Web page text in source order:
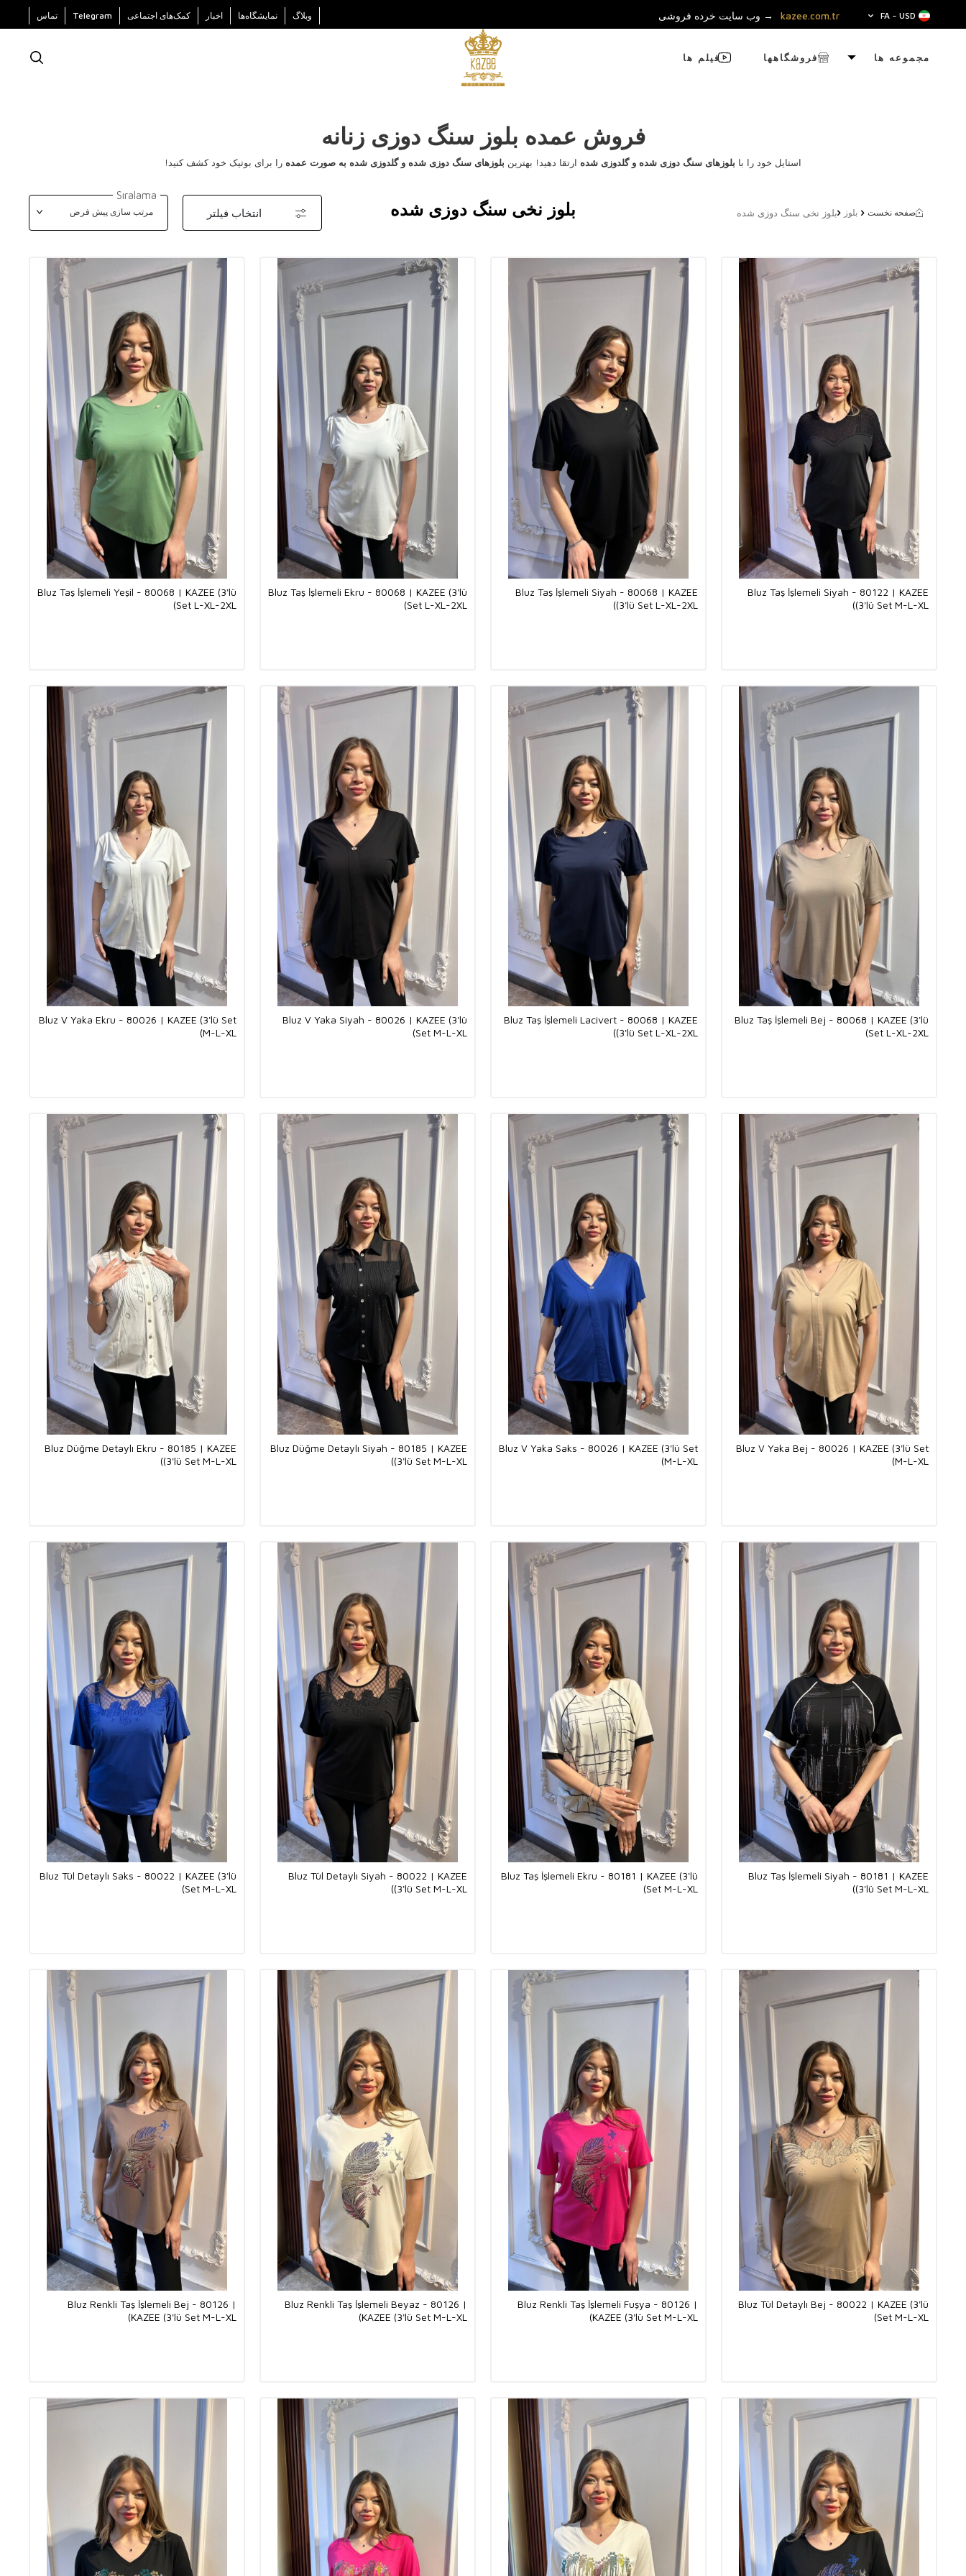
FA − USD
kazee.com.tr → وب سایت خرده فروشی وبلاگ نمایشگاه‌ها اخبار کمک‌های اجتماعی Telegram تماس
مجموعه ها فروشگاهها فیلم ها
فروش عمده بلوز سنگ دوزی زنانه
استایل خود را با بلوزهای سنگ دوزی شده و گلدوزی شده ارتقا دهید! بهترین بلوزهای سنگ دوزی شده و گلدوزی شده به صورت عمده را برای بوتیک خود کشف کنید!
صفحه نخست بلوز بلوز نخی سنگ دوزی شده بلوز نخی سنگ دوزی شده انتخاب فیلتر
Sıralama
Bluz Taş İşlemeli Siyah - 80122 | KAZEE
(3'lü Set M-L-XL)
Bluz Taş İşlemeli Siyah - 80068 | KAZEE
(3'lü Set L-XL-2XL)
Bluz Taş İşlemeli Ekru - 80068 | KAZEE (3'lü
Set L-XL-2XL)
Bluz Taş İşlemeli Yeşil - 80068 | KAZEE (3'lü
Set L-XL-2XL)
Bluz Taş İşlemeli Bej - 80068 | KAZEE (3'lü
Set L-XL-2XL)
Bluz Taş İşlemeli Lacivert - 80068 | KAZEE
(3'lü Set L-XL-2XL)
Bluz V Yaka Siyah - 80026 | KAZEE (3'lü
Set M-L-XL)
Bluz V Yaka Ekru - 80026 | KAZEE (3'lü Set
M-L-XL)
Bluz V Yaka Bej - 80026 | KAZEE (3'lü Set
M-L-XL)
Bluz V Yaka Saks - 80026 | KAZEE (3'lü Set
M-L-XL)
Bluz Düğme Detaylı Siyah - 80185 | KAZEE
(3'lü Set M-L-XL)
Bluz Düğme Detaylı Ekru - 80185 | KAZEE
(3'lü Set M-L-XL)
Bluz Taş İşlemeli Siyah - 80181 | KAZEE
(3'lü Set M-L-XL)
Bluz Taş İşlemeli Ekru - 80181 | KAZEE (3'lü
Set M-L-XL)
Bluz Tül Detaylı Siyah - 80022 | KAZEE
(3'lü Set M-L-XL)
Bluz Tül Detaylı Saks - 80022 | KAZEE (3'lü
Set M-L-XL)
Bluz Tül Detaylı Bej - 80022 | KAZEE (3'lü
Set M-L-XL)
Bluz Renkli Taş İşlemeli Fuşya - 80126 |
KAZEE (3'lü Set M-L-XL)
Bluz Renkli Taş İşlemeli Beyaz - 80126 |
KAZEE (3'lü Set M-L-XL)
Bluz Renkli Taş İşlemeli Bej - 80126 |
KAZEE (3'lü Set M-L-XL)